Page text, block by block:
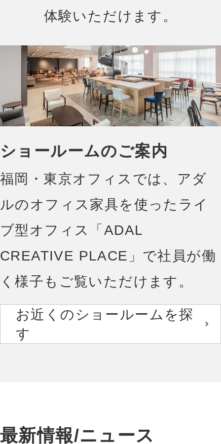
体験いただけます。
ショールームのご案内
福岡・東京オフィスでは、アダ
ルのオフィス家具を使ったライ
ブ型オフィス「ADAL
CREATIVE PLACE」で社員が働
く様子もご覧いただけます。
お近くのショールームを探
す
最新情報/ニュース